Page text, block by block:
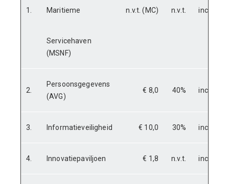
1. Maritieme n.v.t. (MC) n.v.t.
Servicehaven
(MSNF)
2.
Persoonsgegevens
(AVG)
€ 8,0 40%
3. Informatieveiligheid € 10,0 30%
4. Innovatiepaviljoen € 1,8 n.v.t.